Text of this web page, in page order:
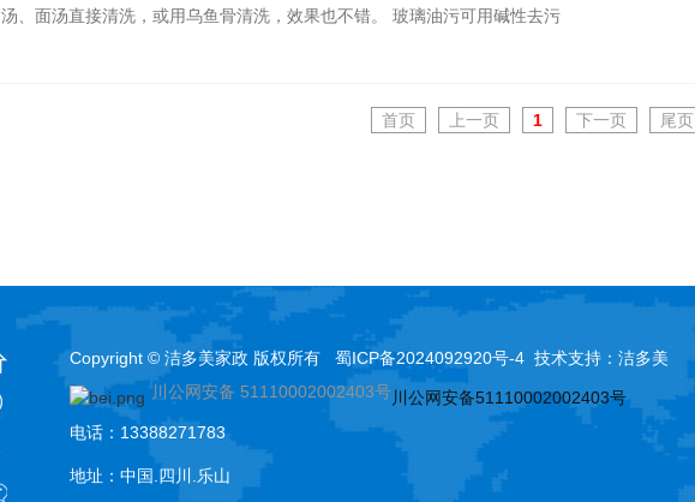
汤、面汤直接清洗，或用乌鱼骨清洗，效果也不错。 玻璃油污可用碱性去污
首页 上一页 1 下一页 尾页
Copyright © 洁多美家政 版权所有 蜀ICP备2024092920号-4 技术支持： 洁多美
川公网安备 51110002002403号川公网安备51110002002403号
电话：13388271783
地址：中国.四川.乐山